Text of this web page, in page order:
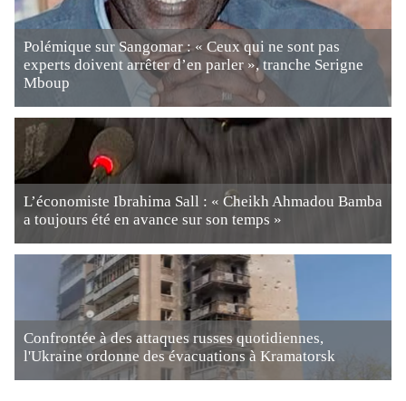
Polémique sur Sangomar : « Ceux qui ne sont pas
experts doivent arrêter d’en parler », tranche Serigne
Mboup
L’économiste Ibrahima Sall : « Cheikh Ahmadou Bamba
a toujours été en avance sur son temps »
Confrontée à des attaques russes quotidiennes,
l'Ukraine ordonne des évacuations à Kramatorsk